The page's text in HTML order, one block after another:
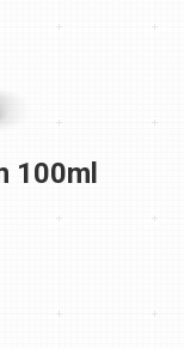
100ml